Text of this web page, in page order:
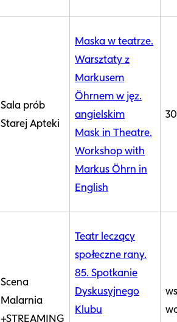
Sala prób
Starej Apteki
Maska w teatrze.
Warsztaty z
Markusem
Öhrnem w jęz.
angielskim
Mask in Theatre.
Workshop with
Markus Öhrn in
English
Scena
Malarnia
+STREAMING
Teatr leczący
społeczne rany.
85. Spotkanie
Dyskusyjnego
Klubu